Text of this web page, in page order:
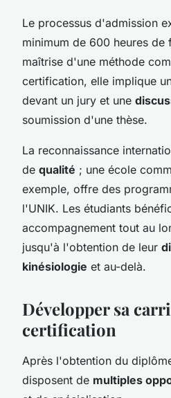
Le processus d'admission
minimum de 600 heures de
maîtrise d'une méthode
certification, elle implique
devant un jury et une
soumission d'une thèse.
La reconnaissance
de qualité ; une école
exemple, offre des
l'UNIK. Les étudiants
accompagnement tout au
jusqu'à l'obtention de leur
kinésiologie et au-delà.
Développer sa
certification
Après l'obtention du
disposent de multiples